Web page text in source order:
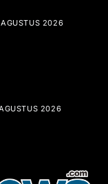
2026
2026